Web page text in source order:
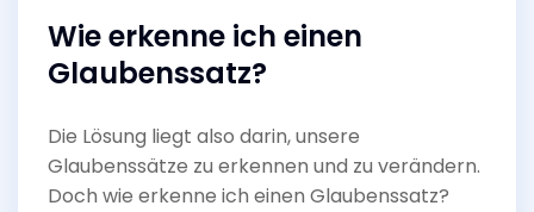
Wie erkenne ich einen
Glaubenssatz?
Die Lösung liegt also darin, unsere
Glaubenssätze zu erkennen und zu verändern.
Doch wie erkenne ich einen Glaubenssatz?